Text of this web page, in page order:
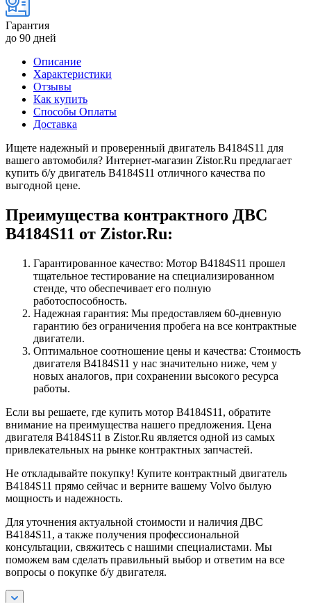
Гарантия
до 90 дней
Описание
Характеристики
Отзывы
Как купить
Способы Оплаты
Доставка
Ищете надежный и проверенный двигатель B4184S11 для
вашего автомобиля? Интернет-магазин Zistor.Ru предлагает
купить б/у двигатель B4184S11 отличного качества по
выгодной цене.
Преимущества контрактного ДВС
B4184S11 от Zistor.Ru:
Гарантированное качество: Мотор B4184S11 прошел
тщательное тестирование на специализированном
стенде, что обеспечивает его полную
работоспособность.
Надежная гарантия: Мы предоставляем 60-дневную
гарантию без ограничения пробега на все контрактные
двигатели.
Оптимальное соотношение цены и качества: Стоимость
двигателя B4184S11 у нас значительно ниже, чем у
новых аналогов, при сохранении высокого ресурса
работы.
Если вы решаете, где купить мотор B4184S11, обратите
внимание на преимущества нашего предложения. Цена
двигателя B4184S11 в Zistor.Ru является одной из самых
привлекательных на рынке контрактных запчастей.
Не откладывайте покупку! Купите контрактный двигатель
B4184S11 прямо сейчас и верните вашему Volvo былую
мощность и надежность.
Для уточнения актуальной стоимости и наличия ДВС
B4184S11, а также получения профессиональной
консультации, свяжитесь с нашими специалистами. Мы
поможем вам сделать правильный выбор и ответим на все
вопросы о покупке б/у двигателя.